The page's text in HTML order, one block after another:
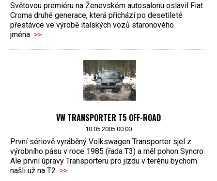
Světovou premiéru na Ženevském autosalonu oslavil Fiat
Croma druhé generace, která přichází po desetileté
přestávce ve výrobě italských vozů staronového
jména. >>
VW TRANSPORTER T5 OFF-ROAD
10.05.2005 00:00
První sériově vyráběný Volkswagen Transporter sjel z
výrobního pásu v roce 1985 (řada T3) a měl pohon Syncro.
Ale první úpravy Transporteru pro jízdu v terénu bychom
našli už na T2. >>